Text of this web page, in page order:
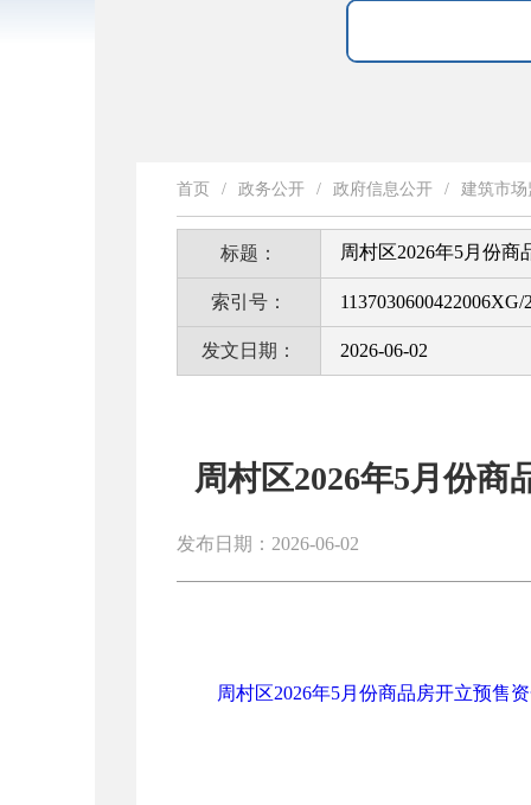
首页 / 政务公开 / 政府信息公开 / 建筑市场
标题： 周村区2026年5月份
索引号： 1137030600422006XG/
发文日期： 2026-06-02
周村区2026年5月份
发布日期：2026-06-02
周村区2026年5月份商品房开立预售